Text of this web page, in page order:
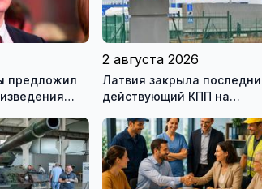
предложил
литературы
2 августа 2026
Латвия закрыла
действующий КПП на